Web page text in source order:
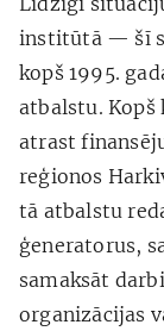
institūtā — šī
kopš 1995.
atbalstu.
atrast
reģionos
tā atbalstu
ģeneratorus,
samaksāt
organizācijas